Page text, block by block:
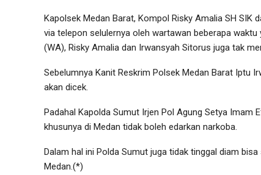
Kapolsek Medan Barat, Kompol Risky Amalia SH SIK
via telepon selulernya oleh wartawan beberapa
(WA), Risky Amalia dan Irwansyah Sitorus juga tak
Sebelumnya Kanit Reskrim Polsek Medan Barat Iptu
akan dicek.
Padahal Kapolda Sumut Irjen Pol Agung Setya Imam
khusunya di Medan tidak boleh edarkan narkoba.
Dalam hal ini Polda Sumut juga tidak tinggal diam
Medan.(*)